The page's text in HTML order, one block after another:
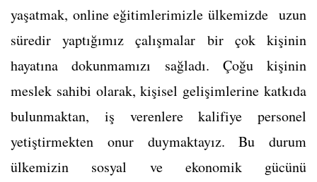
yaşatmak, online eğitimlerimizle ülkemizde uzun
süredir yaptığımız çalışmalar bir çok kişinin
hayatına dokunmamızı sağladı. Çoğu kişinin
meslek sahibi olarak, kişisel gelişimlerine katkıda
bulunmaktan, iş verenlere kalifiye personel
yetiştirmekten onur duymaktayız. Bu durum
ülkemizin sosyal ve ekonomik gücünü